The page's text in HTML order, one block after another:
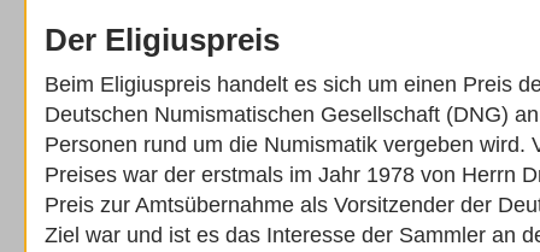
Der Eligiuspreis
Beim Eligiuspreis handelt es sich um einen Preis
Deutschen Numismatischen Gesellschaft (DNG)
Personen rund um die Numismatik vergeben wird.
Preises war der erstmals im Jahr 1978 von Herrn
Preis zur Amtsübernahme als Vorsitzender der
Ziel war und ist es das Interesse der Sammler an